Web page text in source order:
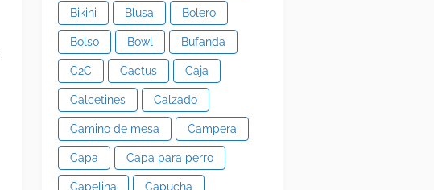
Bikini Blusa Bolero
Bolso Bowl Bufanda
C2C Cactus Caja
Calcetines Calzado
Camino de mesa Campera
Capa Capa para perro
Capelina Capucha